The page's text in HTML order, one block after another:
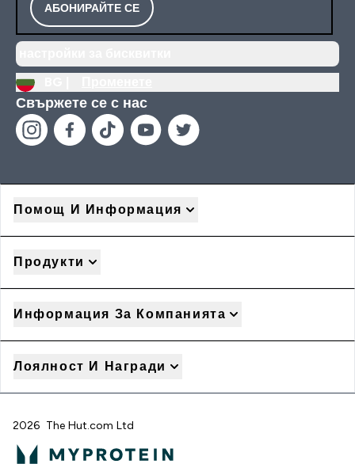
АБОНИРАЙТЕ СЕ
Свържете се с нас
Помощ И Информация
Продукти
Информация За Компанията
Лоялност И Награди
2026 The Hut.com Ltd